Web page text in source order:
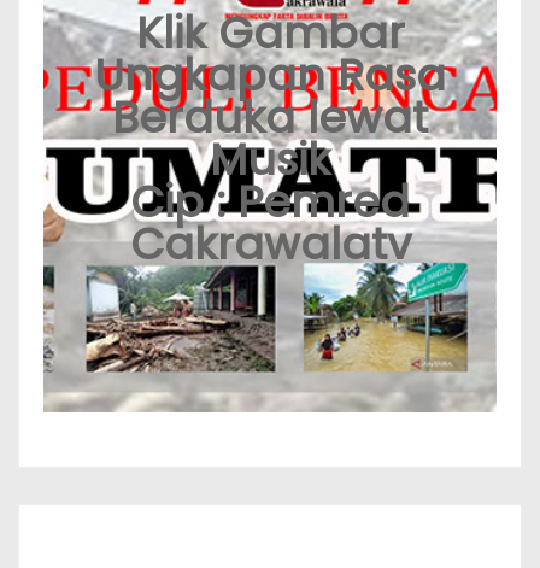
Klik Gambar
Ungkapan Rasa
Berduka lewat
Musik
Cip : Pemred
Cakrawalatv